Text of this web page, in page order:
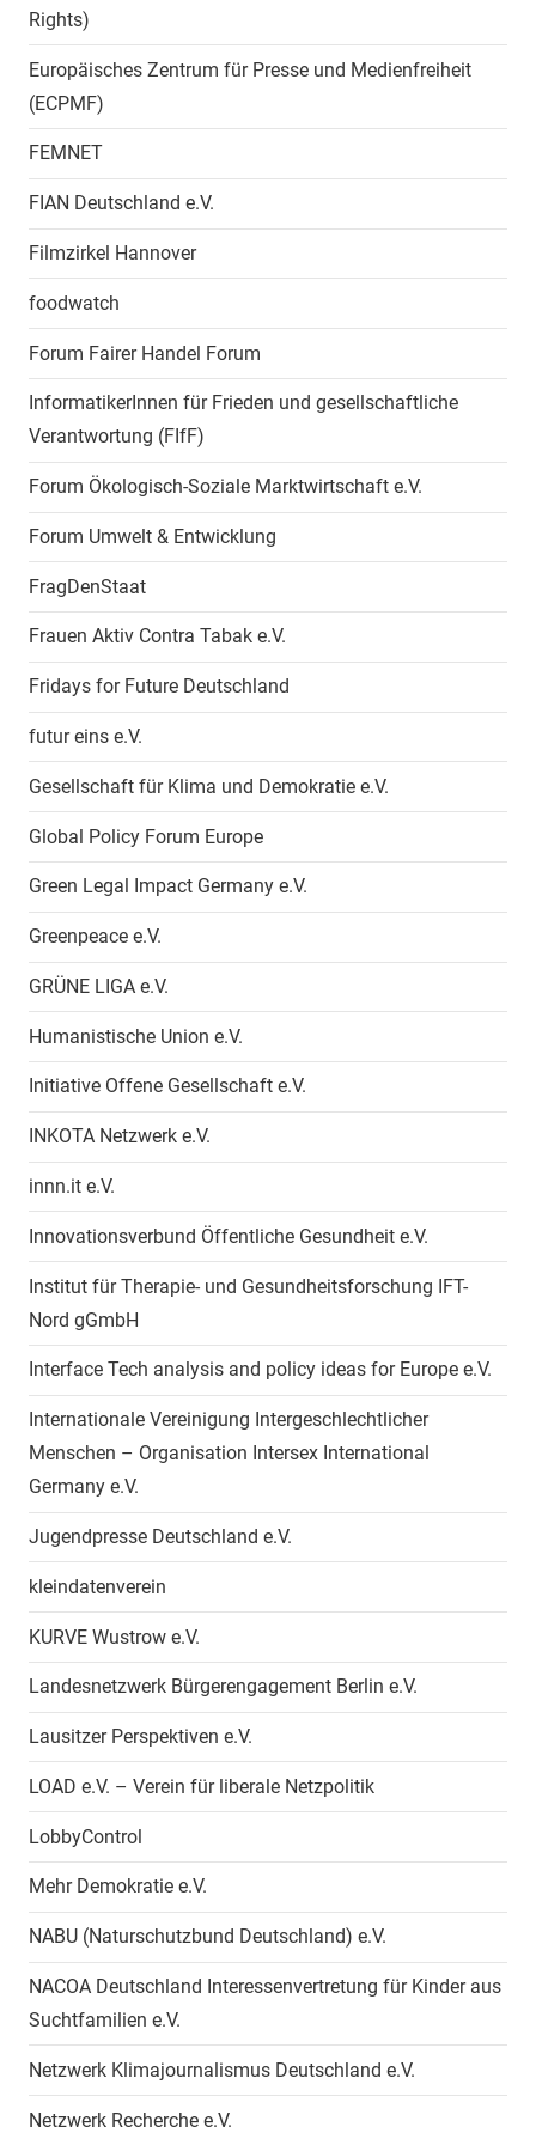
Rights)
Europäisches Zentrum für Presse und Medienfreiheit
(ECPMF)
FEMNET
FIAN Deutschland e.V.
Filmzirkel Hannover
foodwatch
Forum Fairer Handel Forum
InformatikerInnen für Frieden und gesellschaftliche
Verantwortung (FIfF)
Forum Ökologisch-Soziale Marktwirtschaft e.V.
Forum Umwelt & Entwicklung
FragDenStaat
Frauen Aktiv Contra Tabak e.V.
Fridays for Future Deutschland
futur eins e.V.
Gesellschaft für Klima und Demokratie e.V.
Global Policy Forum Europe
Green Legal Impact Germany e.V.
Greenpeace e.V.
GRÜNE LIGA e.V.
Humanistische Union e.V.
Initiative Offene Gesellschaft e.V.
INKOTA Netzwerk e.V.
innn.it e.V.
Innovationsverbund Öffentliche Gesundheit e.V.
Institut für Therapie- und Gesundheitsforschung IFT-
Nord gGmbH
Interface Tech analysis and policy ideas for Europe e.V.
Internationale Vereinigung Intergeschlechtlicher
Menschen – Organisation Intersex International
Germany e.V.
Jugendpresse Deutschland e.V.
kleindatenverein
KURVE Wustrow e.V.
Landesnetzwerk Bürgerengagement Berlin e.V.
Lausitzer Perspektiven e.V.
LOAD e.V. – Verein für liberale Netzpolitik
LobbyControl
Mehr Demokratie e.V.
NABU (Naturschutzbund Deutschland) e.V.
NACOA Deutschland Interessenvertretung für Kinder aus
Suchtfamilien e.V.
Netzwerk Klimajournalismus Deutschland e.V.
Netzwerk Recherche e.V.